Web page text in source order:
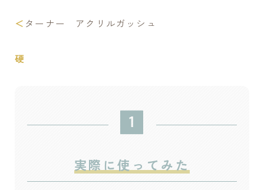
＜ ターナー アクリルガッシュ
硬
実際に使ってみた